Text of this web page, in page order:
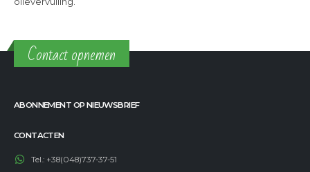
CONTACTEN
Tel.: +38(048)737-37-51
Tel.: +38(066)740-46-49